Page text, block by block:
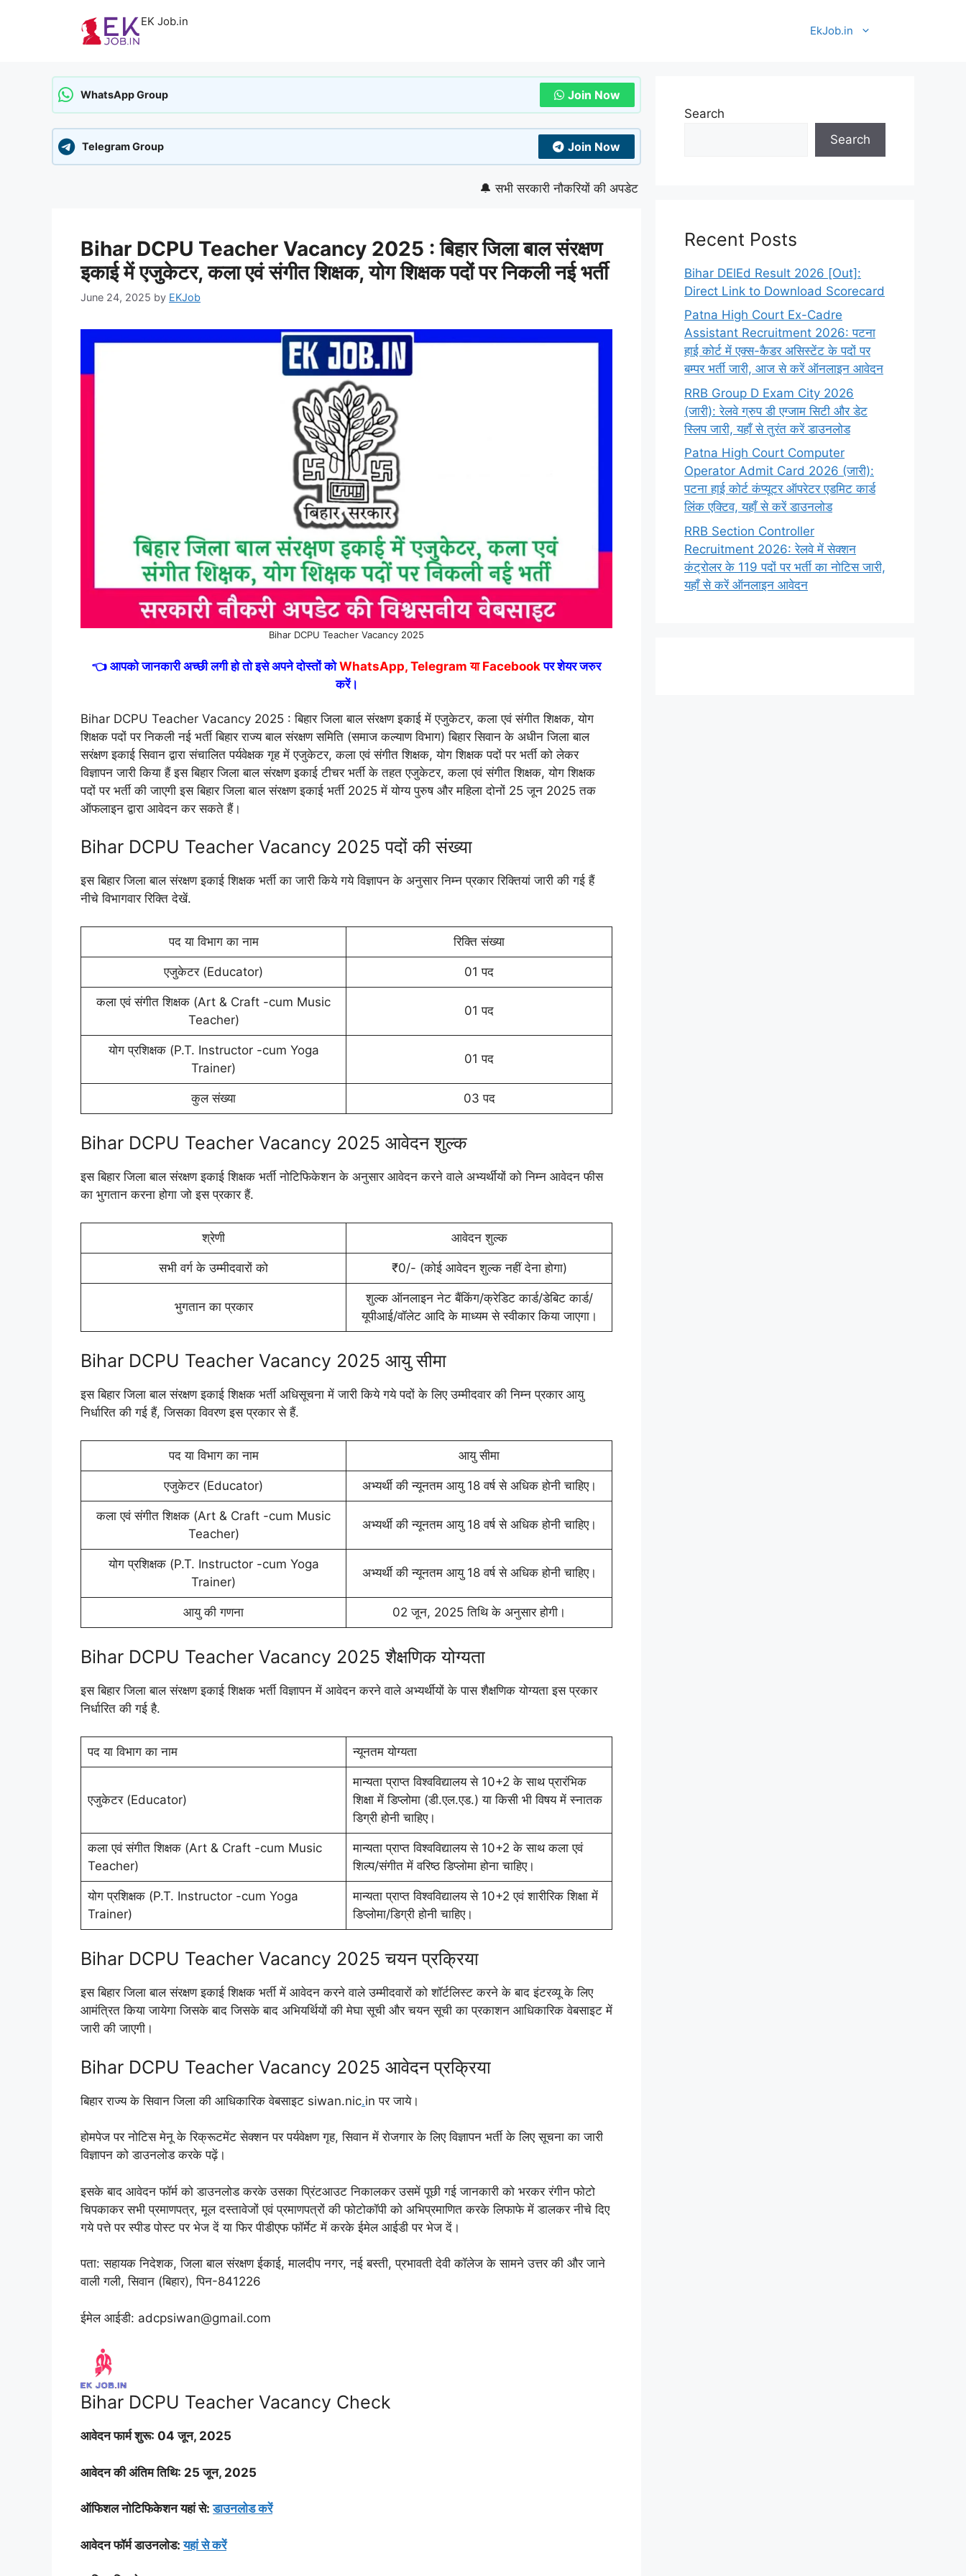
EK Job.in
EkJob.in
WhatsApp Group Join Now
Telegram Group Join Now
🔔 सभी सरकारी नौकरियों की अपडेट देखने के लिए गूगल में Ek Job. In सर्च करें। 🎯
Bihar DCPU Teacher Vacancy 2025 : बिहार जिला बाल संरक्षण
इकाई में एजुकेटर, कला एवं संगीत शिक्षक, योग शिक्षक पदों पर निकली नई भर्ती
June 24, 2025 by EKJob
Bihar DCPU Teacher Vacancy 2025
👈 आपको जानकारी अच्छी लगी हो तो इसे अपने दोस्तों कोWhatsApp, Telegram या Facebookपर शेयर जरुर
करें।
Bihar DCPU Teacher Vacancy 2025 : बिहार जिला बाल संरक्षण इकाई में एजुकेटर, कला एवं संगीत शिक्षक, योग
शिक्षक पदों पर निकली नई भर्ती बिहार राज्य बाल संरक्षण समिति (समाज कल्याण विभाग) बिहार सिवान के अधीन जिला बाल
सरंक्षण इकाई सिवान द्वारा संचालित पर्यवेक्षक गृह में एजुकेटर, कला एवं संगीत शिक्षक, योग शिक्षक पदों पर भर्ती को लेकर
विज्ञापन जारी किया हैं इस बिहार जिला बाल संरक्षण इकाई टीचर भर्ती के तहत एजुकेटर, कला एवं संगीत शिक्षक, योग शिक्षक
पदों पर भर्ती की जाएगी इस बिहार जिला बाल संरक्षण इकाई भर्ती 2025 में योग्य पुरुष और महिला दोनों 25 जून 2025 तक
ऑफलाइन द्वारा आवेदन कर सकते हैं।
Bihar DCPU Teacher Vacancy 2025 पदों की संख्या
इस बिहार जिला बाल संरक्षण इकाई शिक्षक भर्ती का जारी किये गये विज्ञापन के अनुसार निम्न प्रकार रिक्तियां जारी की गई हैं
नीचे विभागवार रिक्ति देखें.
पद या विभाग का नाम रिक्ति संख्या
एजुकेटर (Educator) 01 पद
कला एवं संगीत शिक्षक (Art & Craft -cum Music
Teacher)
01 पद
योग प्रशिक्षक (P.T. Instructor -cum Yoga
Trainer)
01 पद
कुल संख्या 03 पद
Bihar DCPU Teacher Vacancy 2025 आवेदन शुल्क
इस बिहार जिला बाल संरक्षण इकाई शिक्षक भर्ती नोटिफिकेशन के अनुसार आवेदन करने वाले अभ्यर्थीयों को निम्न आवेदन फीस
का भुगतान करना होगा जो इस प्रकार हैं.
श्रेणी आवेदन शुल्क
सभी वर्ग के उम्मीदवारों को ₹0/- (कोई आवेदन शुल्क नहीं देना होगा)
भुगतान का प्रकार
शुल्क ऑनलाइन नेट बैंकिंग/क्रेडिट कार्ड/डेबिट कार्ड/
यूपीआई/वॉलेट आदि के माध्यम से स्वीकार किया जाएगा।
Bihar DCPU Teacher Vacancy 2025 आयु सीमा
इस बिहार जिला बाल संरक्षण इकाई शिक्षक भर्ती अधिसूचना में जारी किये गये पदों के लिए उम्मीदवार की निम्न प्रकार आयु
निर्धारित की गई हैं, जिसका विवरण इस प्रकार से हैं.
पद या विभाग का नाम आयु सीमा
एजुकेटर (Educator) अभ्यर्थी की न्यूनतम आयु 18 वर्ष से अधिक होनी चाहिए।
कला एवं संगीत शिक्षक (Art & Craft -cum Music
Teacher)
अभ्यर्थी की न्यूनतम आयु 18 वर्ष से अधिक होनी चाहिए।
योग प्रशिक्षक (P.T. Instructor -cum Yoga
Trainer)
अभ्यर्थी की न्यूनतम आयु 18 वर्ष से अधिक होनी चाहिए।
आयु की गणना 02 जून, 2025 तिथि के अनुसार होगी।
Bihar DCPU Teacher Vacancy 2025 शैक्षणिक योग्यता
इस बिहार जिला बाल संरक्षण इकाई शिक्षक भर्ती विज्ञापन में आवेदन करने वाले अभ्यर्थीयों के पास शैक्षणिक योग्यता इस प्रकार
निर्धारित की गई है.
पद या विभाग का नाम न्यूनतम योग्यता
एजुकेटर (Educator)
मान्यता प्राप्त विश्वविद्यालय से 10+2 के साथ प्रारंभिक
शिक्षा में डिप्लोमा (डी.एल.एड.) या किसी भी विषय में स्नातक
डिग्री होनी चाहिए।
कला एवं संगीत शिक्षक (Art & Craft -cum Music
Teacher)
मान्यता प्राप्त विश्वविद्यालय से 10+2 के साथ कला एवं
शिल्प/संगीत में वरिष्ठ डिप्लोमा होना चाहिए।
योग प्रशिक्षक (P.T. Instructor -cum Yoga
Trainer)
मान्यता प्राप्त विश्वविद्यालय से 10+2 एवं शारीरिक शिक्षा में
डिप्लोमा/डिग्री होनी चाहिए।
Bihar DCPU Teacher Vacancy 2025 चयन प्रक्रिया
इस बिहार जिला बाल संरक्षण इकाई शिक्षक भर्ती में आवेदन करने वाले उम्मीदवारों को शॉर्टलिस्ट करने के बाद इंटरव्यू के लिए
आमंत्रित किया जायेगा जिसके बाद जिसके बाद अभियर्थियों की मेघा सूची और चयन सूची का प्रकाशन आधिकारिक वेबसाइट में
जारी की जाएगी।
Bihar DCPU Teacher Vacancy 2025 आवेदन प्रक्रिया
बिहार राज्य के सिवान जिला की आधिकारिक वेबसाइट siwan.nic.in पर जाये।
होमपेज पर नोटिस मेनू के रिक्रूटमेंट सेक्शन पर पर्यवेक्षण गृह, सिवान में रोजगार के लिए विज्ञापन भर्ती के लिए सूचना का जारी
विज्ञापन को डाउनलोड करके पढ़ें।
इसके बाद आवेदन फॉर्म को डाउनलोड करके उसका प्रिंटआउट निकालकर उसमें पूछी गई जानकारी को भरकर रंगीन फोटो
चिपकाकर सभी प्रमाणपत्र, मूल दस्तावेजों एवं प्रमाणपत्रों की फोटोकॉपी को अभिप्रमाणित करके लिफाफे में डालकर नीचे दिए
गये पत्ते पर स्पीड पोस्ट पर भेज दें या फिर पीडीएफ फॉर्मेट में करके ईमेल आईडी पर भेज दें।
पता: सहायक निदेशक, जिला बाल संरक्षण ईकाई, मालदीप नगर, नई बस्ती, प्रभावती देवी कॉलेज के सामने उत्तर की और जाने
वाली गली, सिवान (बिहार), पिन-841226
ईमेल आईडी: adcpsiwan@gmail.com
Bihar DCPU Teacher Vacancy Check
आवेदन फार्म शुरू: 04 जून, 2025
आवेदन की अंतिम तिथि: 25 जून, 2025
ऑफिशल नोटिफिकेशन यहां से:डाउनलोड करें
आवेदन फॉर्म डाउनलोड:यहां से करें
Search
Search
Recent Posts
Bihar DElEd Result 2026 [Out]:
Direct Link to Download Scorecard
Patna High Court Ex-Cadre
Assistant Recruitment 2026: पटना
हाई कोर्ट में एक्स-कैडर असिस्टेंट के पदों पर
बम्पर भर्ती जारी, आज से करें ऑनलाइन आवेदन
RRB Group D Exam City 2026
(जारी): रेलवे ग्रुप डी एग्जाम सिटी और डेट
स्लिप जारी, यहाँ से तुरंत करें डाउनलोड
Patna High Court Computer
Operator Admit Card 2026 (जारी):
पटना हाई कोर्ट कंप्यूटर ऑपरेटर एडमिट कार्ड
लिंक एक्टिव, यहाँ से करें डाउनलोड
RRB Section Controller
Recruitment 2026: रेलवे में सेक्शन
कंट्रोलर के 119 पदों पर भर्ती का नोटिस जारी,
यहाँ से करें ऑनलाइन आवेदन